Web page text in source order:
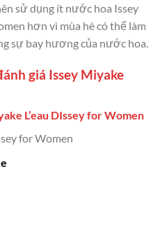
sử dụng ít nước hoa Issey
hơn vì mùa hè có thể làm
sự bay hương của nước hoa.
giá Issey Miyake
L’eau DIssey for Women
for Women